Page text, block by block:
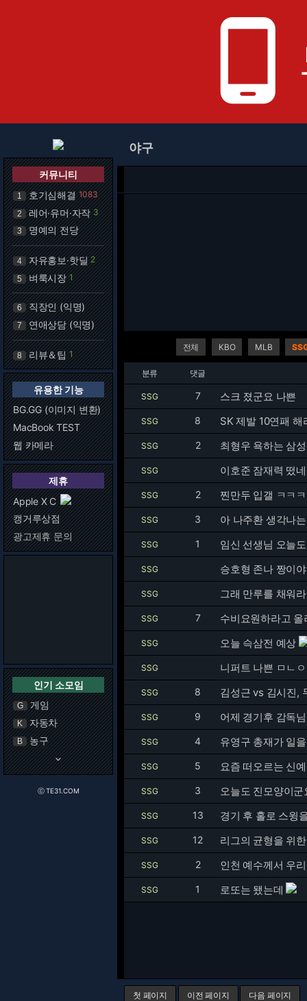
phone_android
커뮤니티
1 호기심해결 1083
2 레어·유머·자작 3
3 명예의 전당
4 자유홍보·핫딜 2
5 벼룩시장 1
6 직장인 (익명)
7 연애상담 (익명)
8 리뷰＆팁 1
유용한 기능
BG.GG (이미지 변환)
MacBook TEST
웹 카메라
제휴
Apple X C
캥거루상점
광고제휴 문의
인기 소모임
G 게임
K 자동차
B 농구
keyboard_arrow_down
ⓒ TE31.COM
야구
전체 KBO MLB
분류 댓글
SSG 7 스크 졌군요 나쁜
SSG 8 SK 제발 10연패 해
SSG 2 최형우 욕하는 삼
SSG 이호준 잠재력 떴
SSG 2 찐만두 입갤 ㅋㅋㅋ
SSG 3 아 나주환 생각나
SSG 1 임신 선생님 오늘
SSG 승호형 존나 짱이
SSG 그래 만루를 채워라
SSG 7 수비요원하라고
SSG 오늘 슥삼전 예상
SSG 니퍼트 나쁜 ㅁㄴ
SSG 8 김성근 vs 김시진,
SSG 9 어제 경기후 감독
SSG 4 유영구 총재가 일
SSG 5 요즘 떠오르는 신예
SSG 3 오늘도 진모양이군
SSG 13 경기 후 홀로 스윙
SSG 12 리그의 균형을 위
SSG 2 인천 예수께서 우
SSG 1 로또는 됐는데
첫 페이지 이전 페이지 다음 페이지